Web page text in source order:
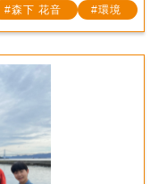
森下 花音 環境